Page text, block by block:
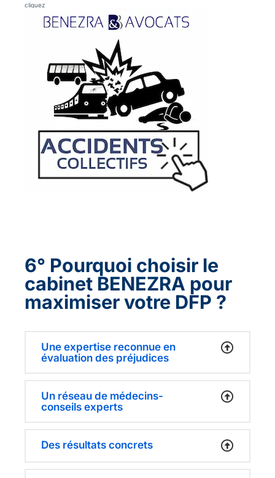
cliquez
6° Pourquoi choisir le
cabinet BENEZRA pour
maximiser votre DFP ?
Une expertise reconnue en
évaluation des préjudices
Un réseau de médecins-
conseils experts
Des résultats concrets